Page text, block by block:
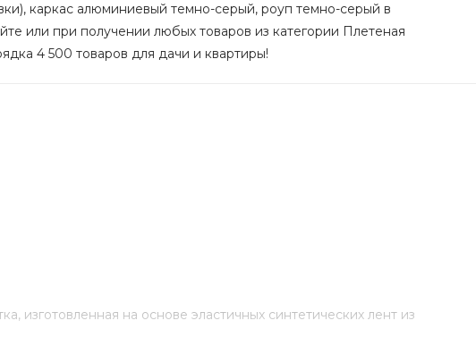
каркас алюминиевый темно-серый, роуп темно-серый в
или при получении любых товаров из категории Плетеная
4 500 товаров для дачи и квартиры!
изготовленная на основе эластичных синтетических лент из